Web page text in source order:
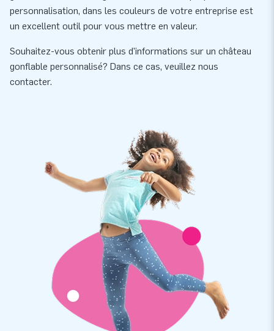
personnalisation, dans les couleurs de votre entreprise est
un excellent outil pour vous mettre en valeur.
Souhaitez-vous obtenir plus d'informations sur un château
gonflable personnalisé? Dans ce cas, veuillez nous
contacter.